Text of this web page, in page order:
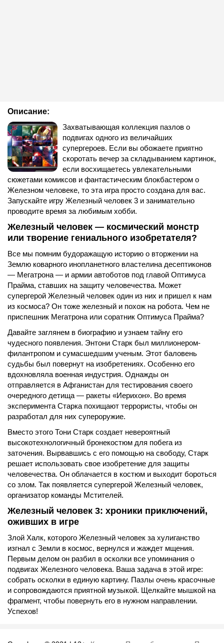
Описание:
Захватывающая коллекция пазлов о
подвигах одного из величайших
супергероев. Если вы обожаете приятно
скоротать вечер за складыванием картинок,
если восхищаетесь увлекательными
сюжетами комиксов и фантастическим блокбастером о
Железном человеке, то эта игра просто создана для вас.
Запускайте игру Железный человек 3 и занимательно
проводите время за любимым хобби.
Железный человек — космический монстр
или творение гениального изобретателя?
Все мы помним будоражащую историю о вторжении на
Землю коварного инопланетного властелина десептиконов
— Мегатрона — и армии автоботов под главой Оптимуса
Прайма, ставших на защиту человечества. Может
супергерой Железный человек один из них и пришел к нам
из космоса? Он тоже железный и похож на робота. Чем не
приспешник Мегатрона или соратник Оптимуса Прайма?
Давайте заглянем в биографию и узнаем тайну его
чудесного появления. Энтони Старк был миллионером-
филантропом и сумасшедшим ученым. Этот баловень
судьбы был повернут на изобретениях. Особенно его
вдохновляла военная индустрия. Однажды он
отправляется в Афганистан для тестирования своего
очередного детища — ракеты «Иерихон». Во время
эксперимента Старка похищают террористы, чтобы он
разработал для них супероружие.
Вместо этого Тони Старк создает невероятный
высокотехнологичный бронекостюм для побега из
заточения. Вырвавшись с его помощью на свободу, Старк
решает использовать свое изобретение для защиты
человечества. Он облачается в костюм и выходит бороться
со злом. Так появляется супергерой Железный человек,
организатор команды Мстителей.
Железный человек 3: хроники приключений,
оживших в игре
Злой Халк, которого Железный человек за хулиганство
изгнал с Земли в космос, вернулся и жаждет мщения.
Первым делом он разбил в осколки все упоминания о
подвигах Железного человека. Ваша задача в этой игре:
собрать осколки в единую картину. Пазлы очень красочные
и сопровождаются приятной музыкой. Щелкайте мышкой на
фрагмент, чтобы повернуть его в нужном направлении.
Успехов!